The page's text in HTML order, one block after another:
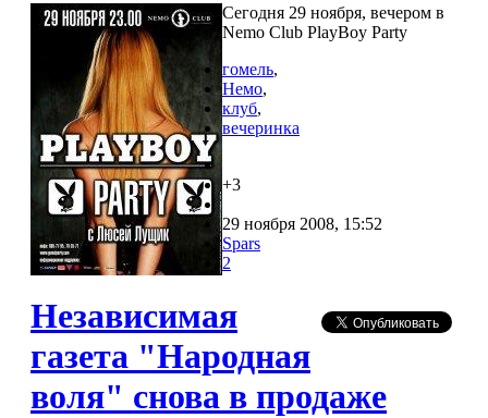
Сегодня 29 ноября, вечером в
Nemo Club PlayBoy Party
гомель,
Немо,
клуб,
вечеринка
+3
29 ноября 2008, 15:52
Spars
2
Независимая
газета "Народная
воля" снова в продаже